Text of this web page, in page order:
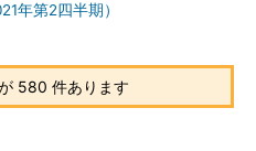
年第2四半期）
580 件あります